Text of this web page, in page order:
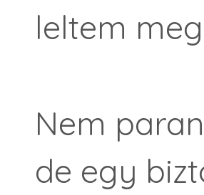
leltem
Nem
de egy